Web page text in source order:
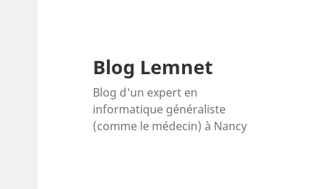
Blog Lemnet
Blog d'un expert en
informatique généraliste
(comme le médecin) à Nancy